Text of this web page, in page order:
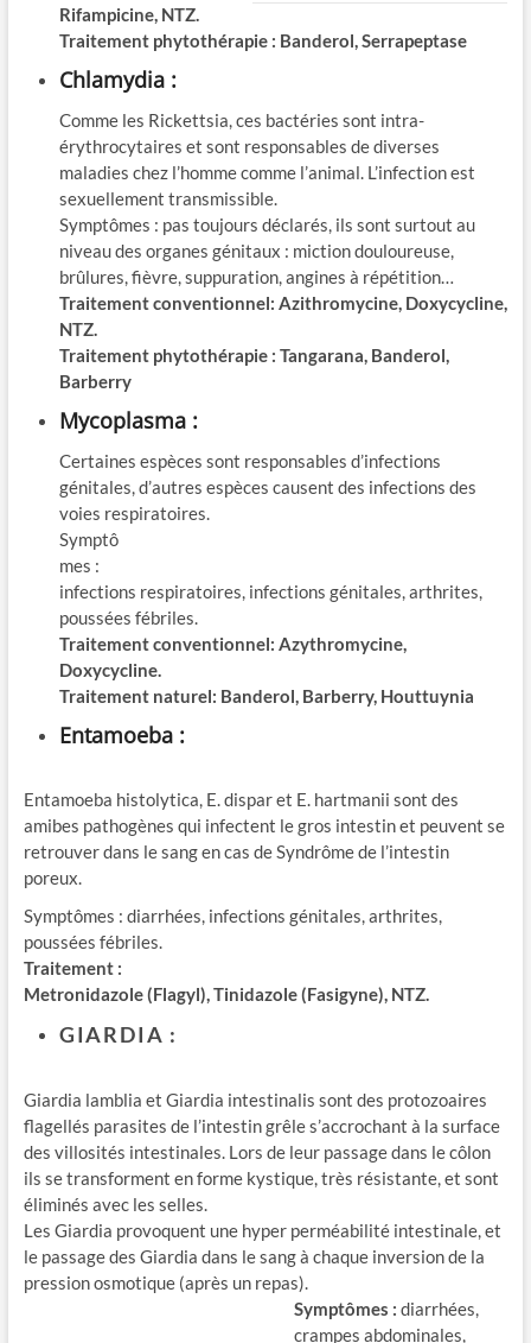
Rifampicine, NTZ.
Traitement phytothérapie : Banderol, Serrapeptase
Chlamydia :
Comme les Rickettsia, ces bactéries sont intra-
érythrocytaires et sont responsables de diverses
maladies chez l’homme comme l’animal. L’infection est
sexuellement transmissible.
Symptômes : pas toujours déclarés, ils sont surtout au
niveau des organes génitaux : miction douloureuse,
brûlures, fièvre, suppuration, angines à répétition…
Traitement conventionnel: Azithromycine, Doxycycline,
NTZ.
Traitement phytothérapie : Tangarana, Banderol,
Barberry
Mycoplasma :
Certaines espèces sont responsables d’infections
génitales, d’autres espèces causent des infections des
voies respiratoires.
Symptô
mes :
infections respiratoires, infections génitales, arthrites,
poussées fébriles.
Traitement conventionnel: Azythromycine,
Doxycycline.
Traitement naturel: Banderol, Barberry, Houttuynia
Entamoeba :
Entamoeba histolytica, E. dispar et E. hartmanii sont des
amibes pathogènes qui infectent le gros intestin et peuvent se
retrouver dans le sang en cas de Syndrôme de l’intestin
poreux.
Symptômes : diarrhées, infections génitales, arthrites,
poussées fébriles.
Traitement :
Metronidazole (Flagyl), Tinidazole (Fasigyne), NTZ.
GIARDIA :
Giardia lamblia et Giardia intestinalis sont des protozoaires
flagellés parasites de l’intestin grêle s’accrochant à la surface
des villosités intestinales. Lors de leur passage dans le côlon
ils se transforment en forme kystique, très résistante, et sont
éliminés avec les selles.
Les Giardia provoquent une hyper perméabilité intestinale, et
le passage des Giardia dans le sang à chaque inversion de la
pression osmotique (après un repas).
Symptômes : diarrhées,
crampes abdominales,